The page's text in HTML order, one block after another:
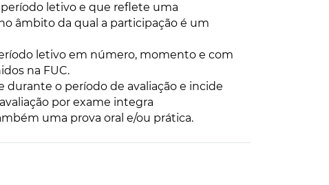
letivo e que reflete uma
âmbito da qual a participação é um
letivo em número, momento e com
na FUC.
durante o período de avaliação e incide
por exame integra
uma prova oral e/ou prática.